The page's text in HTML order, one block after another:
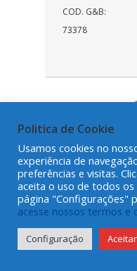
COD. G&B:
73378
DIANTEIRO
PRESSURIZADO
Politica de Cookie
Usamos cookies no
experiência de
preferências e visitas.
aceita o uso de todos
página "Configurações"
acesse nossos termos e
Configuração